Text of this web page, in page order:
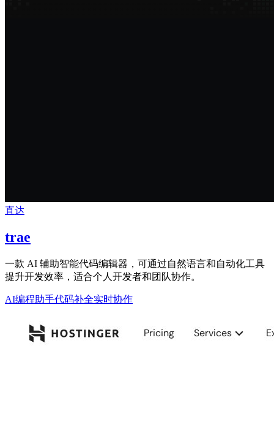
直达
trae
一款 AI 辅助智能代码编辑器，可通过自然语言和自动化工具
提升开发效率，适合个人开发者和团队协作。
AI编程助手代码补全实时协作